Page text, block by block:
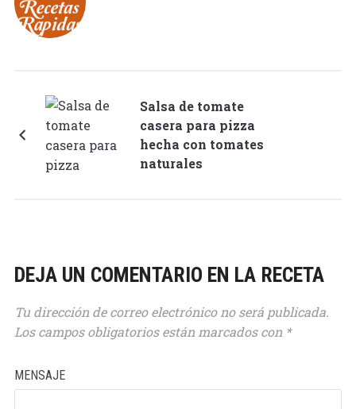
Salsa de tomate
casera para pizza
hecha con tomates
naturales
DEJA UN COMENTARIO EN LA RECETA
Tu dirección de correo electrónico no será publicada.
Los campos obligatorios están marcados con *
MENSAJE